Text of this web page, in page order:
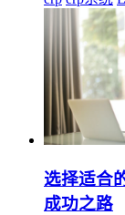
选择适合
成功之路